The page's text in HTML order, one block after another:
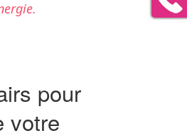
pour
votre